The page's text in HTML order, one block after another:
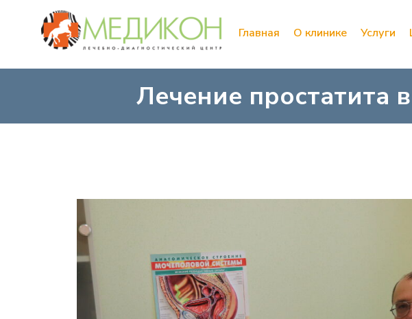
Главная О клинике Услуги
Лечение простатита